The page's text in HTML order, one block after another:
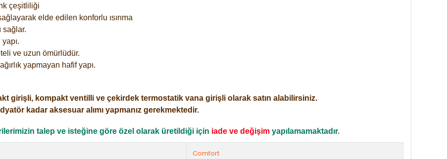
çeşitliliği
elde edilen konforlu ısınma
sağlar.
ve uzun ömürlüdür.
yapmayan hafif yapı.
girişli, kompakt ventilli ve çekirdek termostatik vana girişli olarak satın alabilirsiniz.
kadar aksesuar alımı yapmanız gerekmektedir.
talep ve isteğine göre özel olarak üretildiği için iade ve değişim yapılamamaktadır.
Comfort